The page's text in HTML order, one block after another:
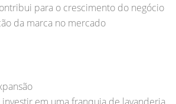
para o crescimento do negócio
da marca no mercado